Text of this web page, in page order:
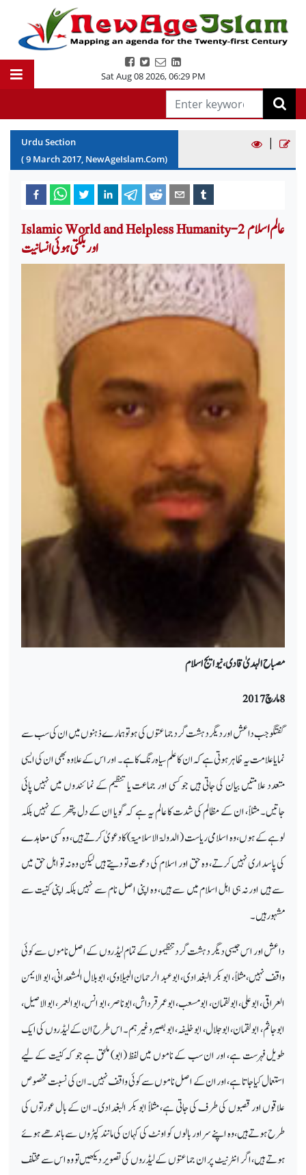
Sat Aug 08 2026,06:29 PM
Urdu Section
(9 March2017, NewAgeIslam.Com)
|
Islamic World and Helpless Humanity-2 عالم اسلام
اور بلکتی ہوئی انسانیت
مصباح الہدیٰ قادی، نیو ایج اسلام
8مارچ 2017
گفتگو جب داعش اور دیگر دہشت گرد جماعتوں کی ہو تو ہمارے ذہنوں میں ان کی سب سے
نمایا علامت یہ ظاہر ہوتی ہے کہ ان کا علم سیاہ رنگ کا ہے۔ اور اس کے علاوہ بھی ان کی ایسی
متعدد علامتیں بیان کی جاتی ہیں جو کسی اور جماعت یا تنظیم کے نمائندوں میں نہیں پائی
جاتیں۔ مثلاً، ان کے مظالم کی شدت کا عالم یہ ہے کہ گویا ان کے دل پتھر کے نہیں بلکہ
لوہے کے ہوں، وہ اسلامی ریاست (الدولۃ الاسلامیۃ) کا دعویٰ کرتے ہیں، وہ کسی معاہدے
کی پاسداری نہیں کرتے، وہ حق اور اسلام کی دعوت تو دیتے ہیں لیکن وہ نہ تو اہل حق میں
سے ہیں اور نہ ہی اہل اسلام میں سے ہیں، وہ اپنی اصل نام سے نہیں بلکہ اپنی کنیت سے
مشہور ہیں۔
داعش اور اس جیسی دیگر دہشت گرد تنظیموں کے تمام لیڈروں کے اصل ناموں سے کوئی
واقف نہیں، مثلاً، ابو بکر البغدادی، ابو عبد الرحمان البیلاوی، ابو بلال المشعدانی، ابو الایمن
العراقی، ابو علی، ابو لقمان، ابو مسعب، ابو عمر قرداش، ابو ناصر، ابو انس،ابو العمر، ابو الاصیل،
ابو جاثم، ابو لقمان، ابو جلال، ابو خلیفہ، ابو بصیر وغیرہم۔ اس طرح ان کے لیڈروں کی ایک
طویل فہرست ہے، اور ان سب کے ناموں میں لفظ (ابو) ملحق ہے جو کہ کنیت کے لیے
استعمال کیا جاتا ہے، اور ان کے اصل ناموں سے کوئی واقف نہیں۔ ان کی نسبت مخصوص
علاقوں اور قصبوں کی طرف کی جاتی ہے، مثلاً ابو بکر البغدادی۔ ان کے بال عورتوں کی
طرح ہوتے ہیں،وہ اپنے سر اور بالوں کو اونٹ کی کہان کی مانند کپڑوں سے باندھے ہوئے
ہوتے ہیں، اگر انٹرنیٹ پر ان جماعتوں کے لیڈروں کی تصویر دیکھیں تو وہ اس سے مختلف